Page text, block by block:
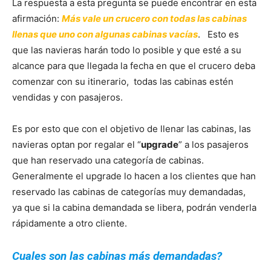
La respuesta a esta pregunta se puede encontrar en esta
afirmación: Más vale un crucero con todas las cabinas
llenas que uno con algunas cabinas vacías. Esto es
que las navieras harán todo lo posible y que esté a su
alcance para que llegada la fecha en que el crucero deba
comenzar con su itinerario, todas las cabinas estén
vendidas y con pasajeros.
Es por esto que con el objetivo de llenar las cabinas, las
navieras optan por regalar el “upgrade” a los pasajeros
que han reservado una categoría de cabinas.
Generalmente el upgrade lo hacen a los clientes que han
reservado las cabinas de categorías muy demandadas,
ya que si la cabina demandada se libera, podrán venderla
rápidamente a otro cliente.
Cuales son las cabinas más demandadas?